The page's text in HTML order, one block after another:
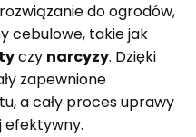
do ogrodów,
cebulowe, takie jak
czy narcyzy. Dzięki
zapewnione
a cały proces uprawy
efektywny.